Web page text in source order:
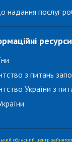
надання послуг
ресурси
з питань
України з
обласний центр